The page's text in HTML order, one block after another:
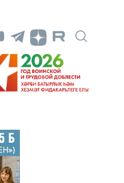
Финансовая